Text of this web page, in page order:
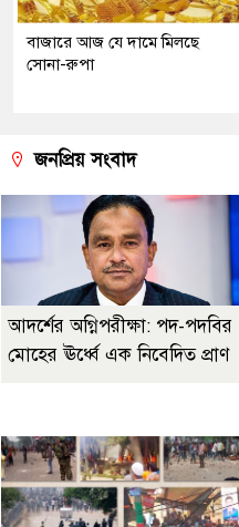
বাজারে আজ যে দামে মিলছে
সোনা-রুপা
জনপ্রিয় সংবাদ
আদর্শের অগ্নিপরীক্ষা: পদ-পদবির
মোহের ঊর্ধ্বে এক নিবেদিত প্রাণ